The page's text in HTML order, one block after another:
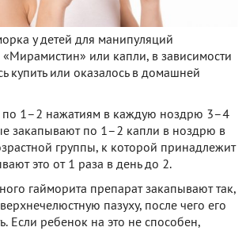
у детей для манипуляций
«Мирамистин» или капли, в зависимости
купить или оказалось в домашней
1–2 нажатиям в каждую ноздрю 3–4
закапывают по 1–2 капли в ноздрю в
группы, к которой принадлежит
это от 1 раза в день до 2.
гайморита препарат закапывают так,
пазуху, после чего его
Если ребенок на это не способен,